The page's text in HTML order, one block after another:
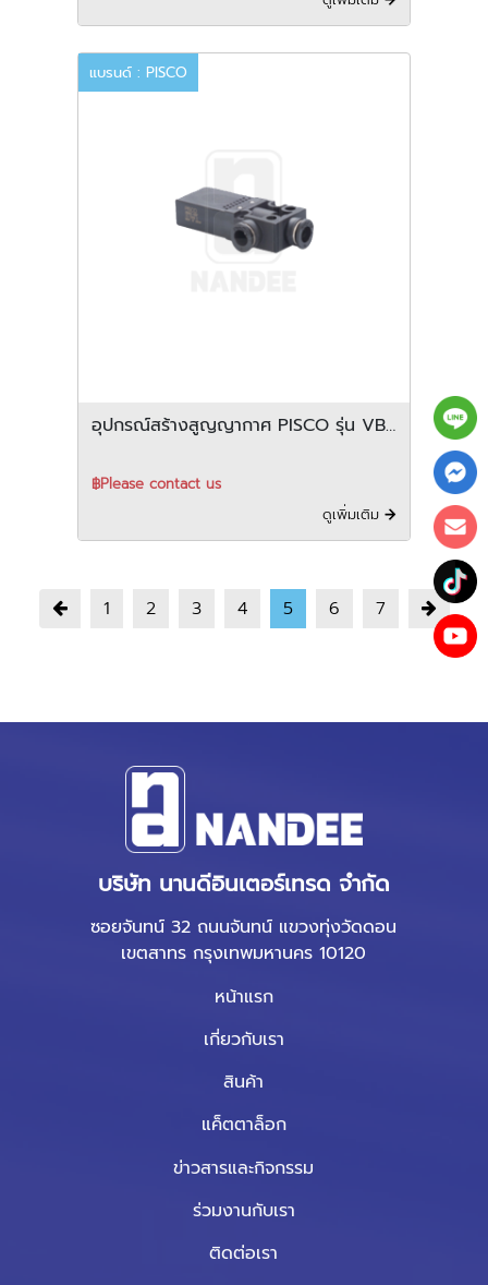
แบรนด์ : PISCO
อุปกรณ์สร้างสูญญากาศ PISCO รุ่น VB
฿Please contact us
ดูเพิ่มเติม
1 2 3 4 5 6 7
บริษัท นานดีอินเตอร์เทรด จำกัด
ซอยจันทน์ 32 ถนนจันทน์ แขวงทุ่งวัดดอน
เขตสาทร กรุงเทพมหานคร 10120
หน้าแรก
เกี่ยวกับเรา
สินค้า
แค็ตตาล็อก
ข่าวสารและกิจกรรม
ร่วมงานกับเรา
ติดต่อเรา